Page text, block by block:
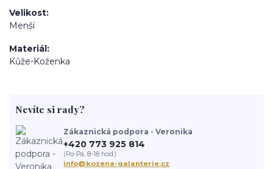
Velikost
Menší
Materiál
Kůže-Koženka
Nevíte si rady?
Zákaznická podpora - Veronika
+420 773 925 814
(Po-Pá, 8-18 hod.)
info@kozena-galanterie.cz